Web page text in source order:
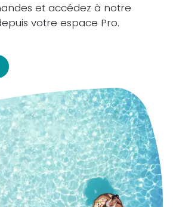
et accédez à notre
votre espace Pro.